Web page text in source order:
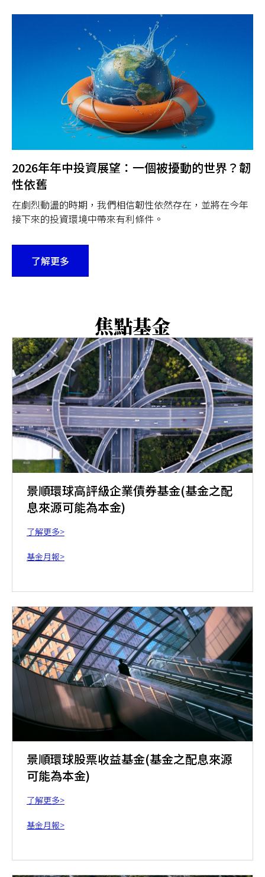
2026年年中投資展望：一個被擾動的世界？韌
性依舊
在劇烈動盪的時期，我們相信韌性依然存在，並將在今年
接下來的投資環境中帶來有利條件。
了解更多
焦點基金
景順環球高評級企業債券基金(基金之配
息來源可能為本金)
了解更多>
基金月報>
景順環球股票收益基金(基金之配息來源
可能為本金)
了解更多>
基金月報>